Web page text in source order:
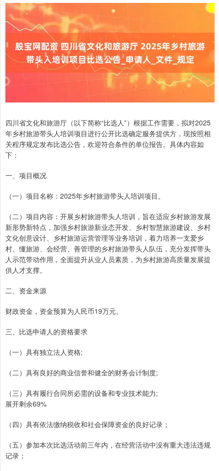
四川省文化和旅游厅（以下简称“比选人”）根据工作需要，拟对2025
年乡村旅游带头人培训项目进行公开比选确定服务提供方，现按照相
关程序规定发布比选公告，欢迎符合条件的单位报告。具体内容如
下：
一、项目概况
（一）项目名称：2025年乡村旅游带头人培训项目。
（二）项目内容：开展乡村旅游带头人培训，旨在适应乡村旅游发展
新形势新特点，加强乡村旅游新业态开发、乡村智慧旅游建设、乡村
文化创意设计、乡村旅游运营管理等业务培训，着力培养一支爱乡
村、懂旅游、会经营、善管理的乡村旅游带头人队伍，充分发挥带头
人示范带动作用，全面提升从业人员素质，为乡村旅游高质量发展提
供人才支撑。
二、资金来源
财政资金，资金预算为人民币19万元。
三、比选申请人的资格要求
（一）具有独立法人资格;
（二）具有良好的商业信誉和健全的财务会计制度;
（三）具有履行合同所必需的设备和专业技术能力;
展开剩余69%
（四）具有依法缴纳税收和社会保障资金的良好记录；
（五）参加本次比选活动前三年内，在经营活动中没有重大违法违规
记录；